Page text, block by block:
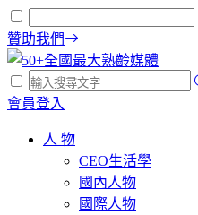
贊助我們
會員登入
人 物
CEO生活學
國內人物
國際人物